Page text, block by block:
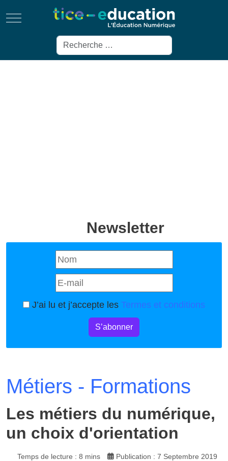
Mobile Menu Toggle
Rechercher
Newsletter
J’ai lu et j’accepte les Termes et conditions
S’abonner
Métiers - Formations
Les métiers du numérique,
un choix d'orientation
Temps de lecture : 8 mins Publication : 7 Septembre 2019